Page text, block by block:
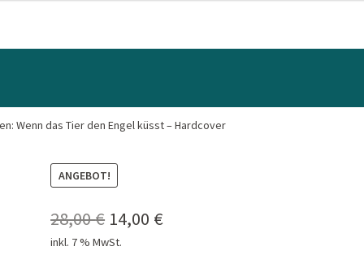
Wenn das Tier den Engel küsst – Hardcover
ANGEBOT!
28,00€ Ursprünglicher
Preis
14,00 €
inkl. 7 % MwSt.